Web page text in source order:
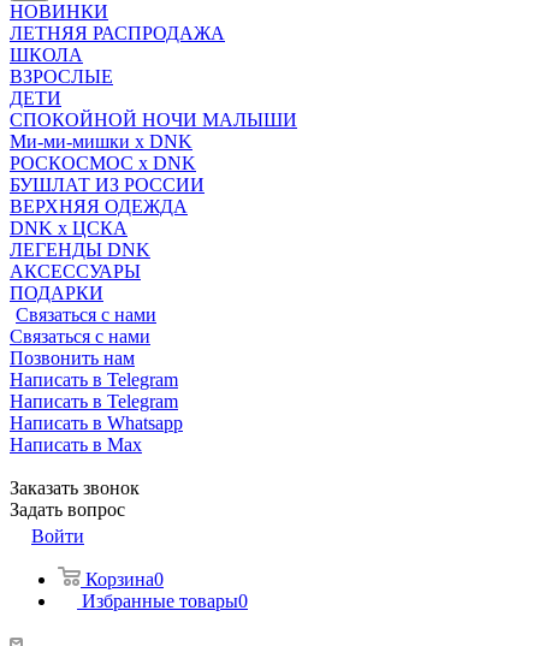
НОВИНКИ
ЛЕТНЯЯ РАСПРОДАЖА
ШКОЛА
ВЗРОСЛЫЕ
ДЕТИ
СПОКОЙНОЙ НОЧИ МАЛЫШИ
Ми-ми-мишки x DNK
РОСКОСМОС x DNK
БУШЛАТ ИЗ РОССИИ
ВЕРХНЯЯ ОДЕЖДА
DNK x ЦСКА
ЛЕГЕНДЫ DNK
АКСЕССУАРЫ
ПОДАРКИ
Связаться с нами
Связаться с нами
Позвонить нам
Написать в Telegram
Написать в Telegram
Написать в Whatsapp
Написать в Max
Заказать звонок
Задать вопрос
Войти
Корзина0
Избранные товары0